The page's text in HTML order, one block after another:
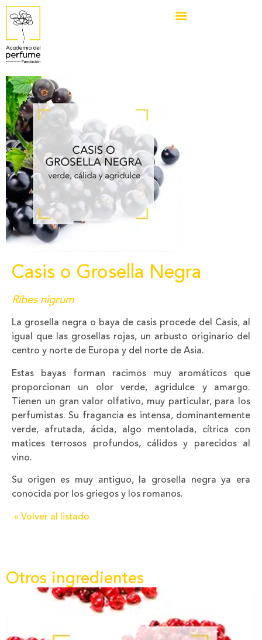
Casis o Grosella Negra
Ribes nigrum
La grosella negra o baya de casis procede del Casis, al
igual que las grosellas rojas, un arbusto originario del
centro y norte de Europa y del norte de Asia.
Estas bayas forman racimos muy aromáticos que
proporcionan un olor verde, agridulce y amargo.
Tienen un gran valor olfativo, muy particular, para los
perfumistas. Su fragancia es intensa, dominantemente
verde, afrutada, ácida, algo mentolada, cítrica con
matices terrosos profundos, cálidos y parecidos al
vino.
Su origen es muy antiguo, la grosella negra ya era
conocida por los griegos y los romanos.
« Volver al listado
Otros ingredientes